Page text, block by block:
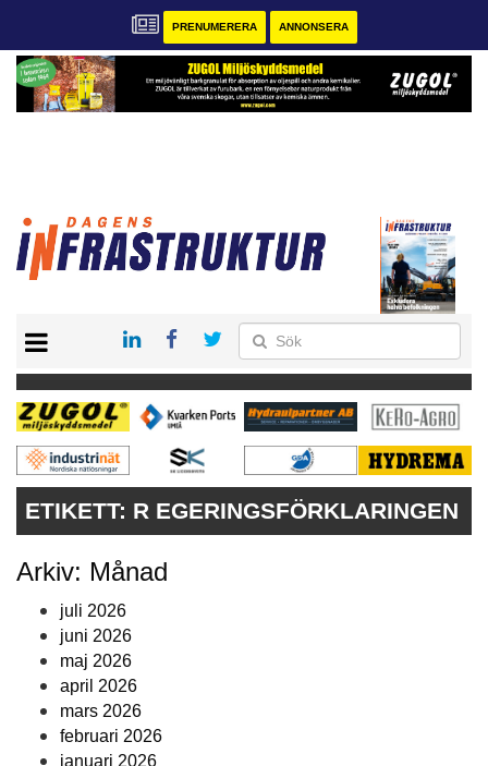
PRENUMERERA ANNONSERA
KONTAKT
VÅRA ANDRA MAGASIN
PRENUMERERA
ANNONSERA
ETIKETT: R EGERINGSFÖRKLARINGEN
Arkiv: Månad
juli 2026
juni 2026
maj 2026
april 2026
mars 2026
februari 2026
januari 2026